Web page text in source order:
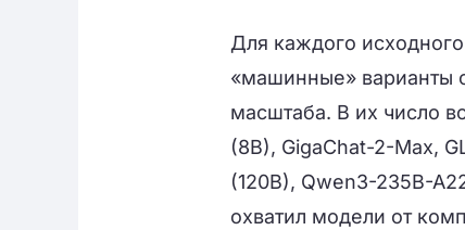
Для каждого
«машинные» варианты
масштаба. В их число
(8B), GigaChat-2-Max,
(120B), Qwen3-235B-
охватил модели от